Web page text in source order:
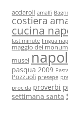
acciaroli amalfi
costiera
cucina
last minute lingua
maggio dei
musei
pasqua 2009
Pozzuoli presepe
procida proverbi
settimana santa